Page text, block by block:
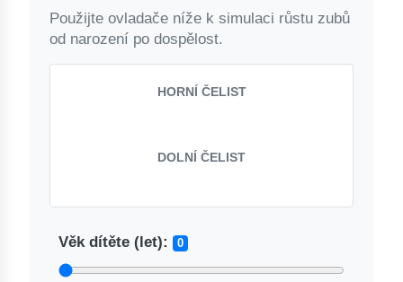
Použijte ovladače níže k simulaci růstu zubů
od narození po dospělost.
HORNÍ ČELIST
DOLNÍ ČELIST
Věk dítěte (let): 0